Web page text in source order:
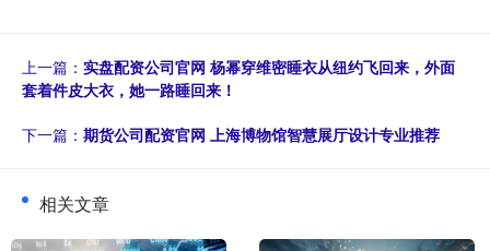
上一篇： 实盘配资公司官网 杨幂穿维密睡衣从纽约飞回来，外面
套着件皮大衣，她一路睡回来！
下一篇： 期货公司配资官网 上海博物馆智慧展厅设计专业推荐
相关文章